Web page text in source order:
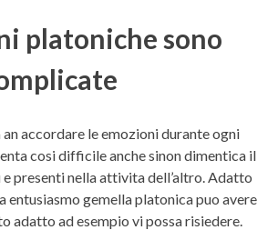
platoniche sono
accordare le emozioni durante ogni
cosi difficile anche sinon dimentica il
presenti nella attivita dell’altro. Adatto
entusiasmo gemella platonica puo avere
adatto ad esempio vi possa risiedere.